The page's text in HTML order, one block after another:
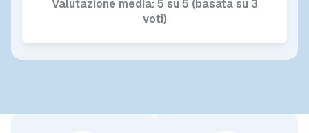
Valutazione media: 5 su 5 (basata su 3
voti)